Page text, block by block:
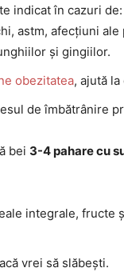
indicat în cazuri de:
astm, afecțiuni
și gingiilor.
obezitatea, ajută
de îmbătrânire
bei 3-4 pahare cu
integrale, fructe
vrei să slăbești.